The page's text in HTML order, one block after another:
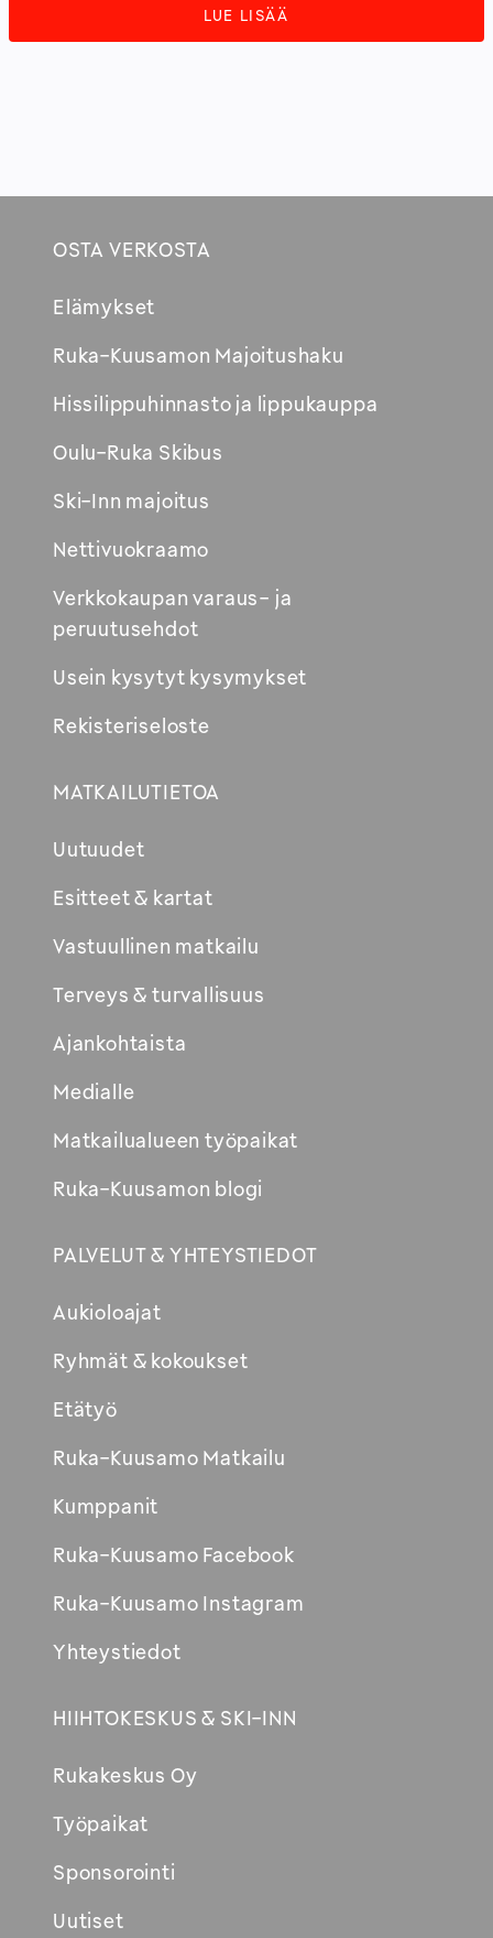
LUE LISÄÄ
OSTA VERKOSTA
Elämykset
Ruka-Kuusamon Majoitushaku
ikkunaan
Hissilippuhinnasto ja lippukauppa
Oulu-Ruka Skibus
Ski-Inn majoitus
Nettivuokraamo
Verkkokaupan varaus- ja
peruutusehdot
Usein kysytyt kysymykset
Rekisteriseloste
MATKAILUTIETOA
Uutuudet
Esitteet & kartat
Vastuullinen matkailu
Terveys & turvallisuus
Ajankohtaista
Medialle
Matkailualueen työpaikat
Ruka-Kuusamon blogi
PALVELUT & YHTEYSTIEDOT
Aukioloajat
Ryhmät & kokoukset
Etätyö
Ruka-Kuusamo Matkailu
Kumppanit
Ruka-Kuusamo Facebook
Ruka-Kuusamo Instagram
Yhteystiedot
HIIHTOKESKUS & SKI-INN
Rukakeskus Oy
Työpaikat
Sponsorointi
Uutiset